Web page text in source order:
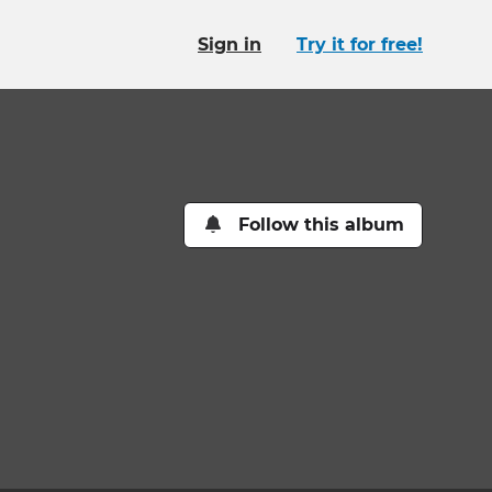
Sign in Try it for free!
Follow this album